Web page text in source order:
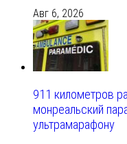
Авг 6, 2026
911 километров
монреальский
ультрамарафону